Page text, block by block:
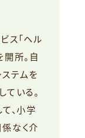
ス「ヘル
所。自
テムを
いる。
、小学
なく介